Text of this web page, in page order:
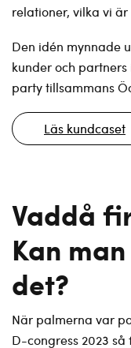
relationer, vilka vi är
Den idén mynnade
kunder och
party tillsammans
Läs kundcaset
Vaddå
Kan
det?
När palmerna var
D-congress 2023